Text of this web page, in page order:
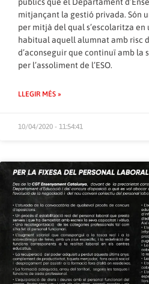
públics que el Departament
mitjançant la gestió privada. Són
per mitjà del qual s’escolaritza
habitual aquell alumnat amb risc
d’aconseguir que continuï amb la
per l’assoliment de l’ESO.
LLEGIR MÉS »
10/04/2020 - 11:54:41